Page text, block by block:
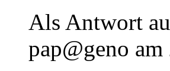
Als Antwort
pap@geno